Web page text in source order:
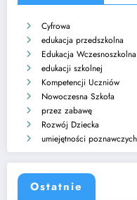
Cyfrowa
edukacja przedszkolna
Edukacja Wczesnoszkolna
edukacji szkolnej
Kompetencji Uczniów
Nowoczesna Szkoła
przez zabawę
Rozwój Dziecka
umiejętności poznawczych
Ostatnie